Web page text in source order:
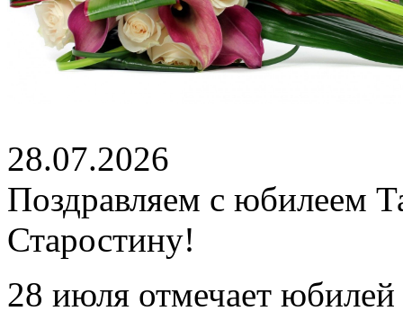
28.07.2026
Поздравляем с юбилеем
Старостину!
28 июля отмечает